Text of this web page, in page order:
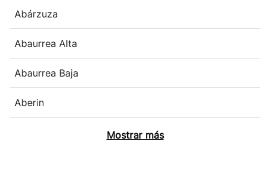
Abárzuza
Abaurrea Alta
Abaurrea Baja
Aberin
Mostrar más